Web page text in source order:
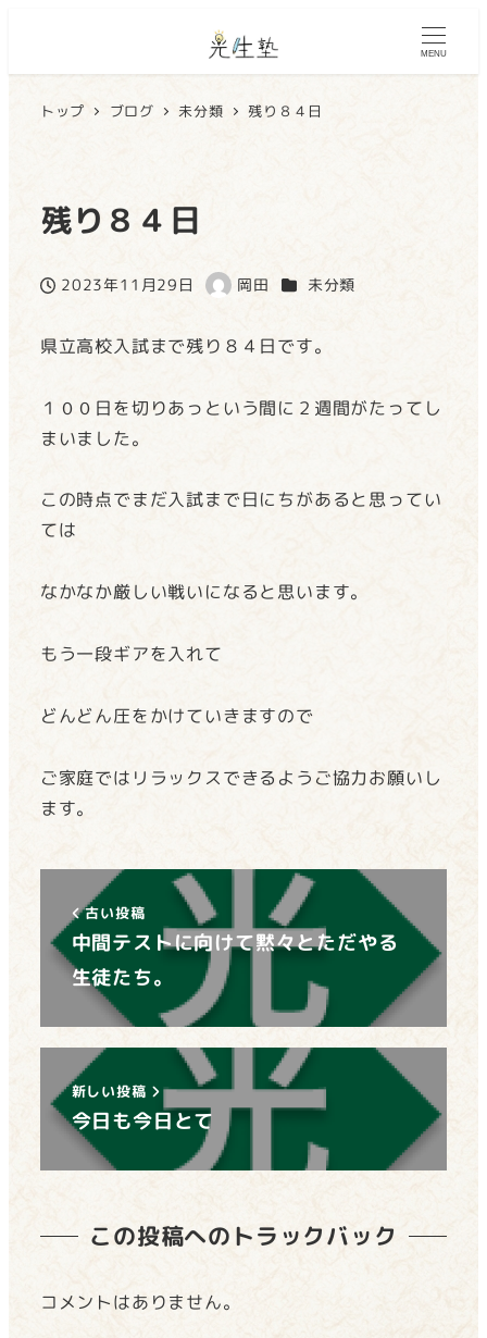
MENU
トップ ブログ 未分類 残り８４日
残り８４日
投稿日
2023年11月29日
著
岡田 カテゴリー
未分類
県立高校入試まで残り８４日です。
１００日を切りあっという間に２週間がたってし
まいました。
この時点でまだ入試まで日にちがあると思ってい
ては
なかなか厳しい戦いになると思います。
もう一段ギアを入れて
どんどん圧をかけていきますので
ご家庭ではリラックスできるようご協力お願いし
ます。
古い投稿
中間テストに向けて黙々とただやる
生徒たち。
新しい投稿
今日も今日とて
この投稿へのトラックバック
コメントはありません。